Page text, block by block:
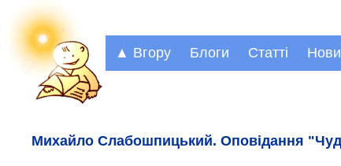
▲ Вгору Блоги Статті
Михайло Слабошпицький. Оповідання